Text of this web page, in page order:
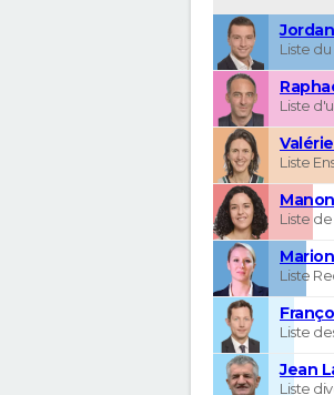
Liste
Liste
Liste
Liste
Liste
Liste
Jean
Liste